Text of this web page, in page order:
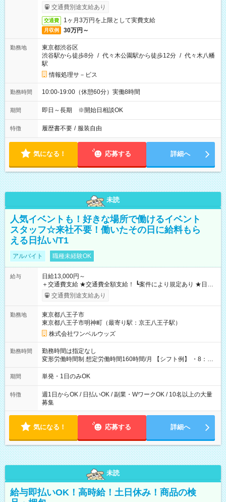
ービス利用可（利用条件有）
交通費別途支給あり
交通費 1ヶ月3万円を上限として実費支給
月収例 30万円～
勤務地
東京都渋谷区
渋谷駅から徒歩8分 / 代々木公園駅から徒歩12分 / 代々木八幡
駅
情報処理サ－ビス
勤務時間 10:00-19:00（休憩60分）実働8時間
期間 即日～長期 ※開始日相談OK
特徴 履歴書不要 / 服装自由
気になる！ 応募する 詳細へ
未読
人気イベントも！好きな場所で働けるイベント
スタッフ☆来社不要！働いたその日に給料もら
える日払い/T1
アルバイト 職種未経験OK
給与
日給13,000円～
＋交通費支給 ★交通費全額支給！ ┗案件により規定あり ★日払
いOK！（規定あり） ┗働いたその日に現金GET♪ お仕事後はコ
ンビニATMから 日払い分を引き落とせます！ 【試用期間】試
交通費別途支給あり
勤務地
東京都八王子市
東京都八王子市明神町（最寄り駅：京王八王子駅）
株式会社ワンベルウッズ
勤務時間
勤務時間は指定なし
変形労働時間制 想定労働時間160時間/月 【シフト例】 ・8：00
～21：00
期間 単発・1日のみOK
特徴
週1日からOK / 日払いOK / 副業・WワークOK / 10名以上の大量
募集
気になる！ 応募する 詳細へ
未読
給与即払いOK！高時給！土日休み！商品の検